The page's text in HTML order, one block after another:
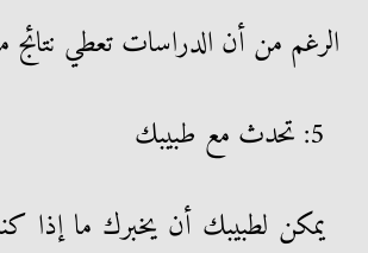
الرغم من أن الدراسات تعطي نتائج
5: تحدث مع طبيبك
يمكن لطبيبك أن يخبرك ما إذا